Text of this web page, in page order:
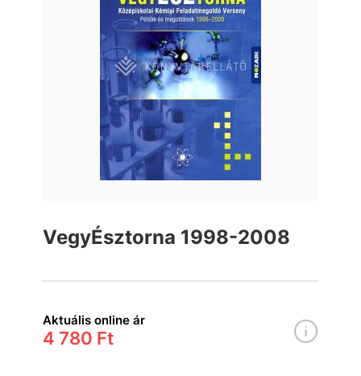
VegyÉsztorna 1998-2008
Aktuális online ár
4 780 Ft